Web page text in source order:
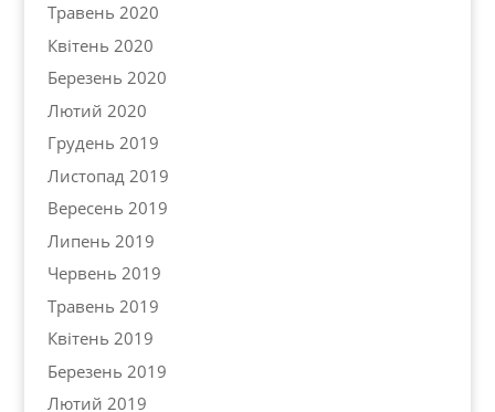
Травень 2020
Квітень 2020
Березень 2020
Лютий 2020
Грудень 2019
Листопад 2019
Вересень 2019
Липень 2019
Червень 2019
Травень 2019
Квітень 2019
Березень 2019
Лютий 2019